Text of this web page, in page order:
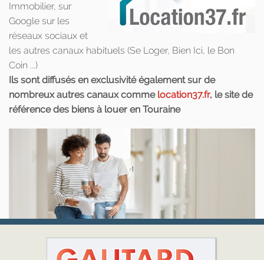
Immobilier, sur
Google sur les
réseaux sociaux et
les autres canaux habituels (Se Loger, Bien Ici, le Bon
Coin ...)
Ils sont diffusés en exclusivité également sur de
nombreux autres canaux comme location37.fr, le site de
référence des biens à louer en Touraine